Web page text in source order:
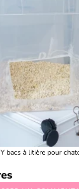
bacs à litière pour